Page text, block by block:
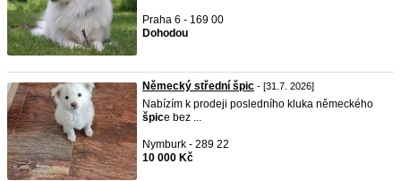
Praha 6 - 169 00
Dohodou
Německý střední špic - [31.7. 2026]
Nabízím k prodeji posledního kluka německého
špice bez ...
Nymburk - 289 22
10 000 Kč